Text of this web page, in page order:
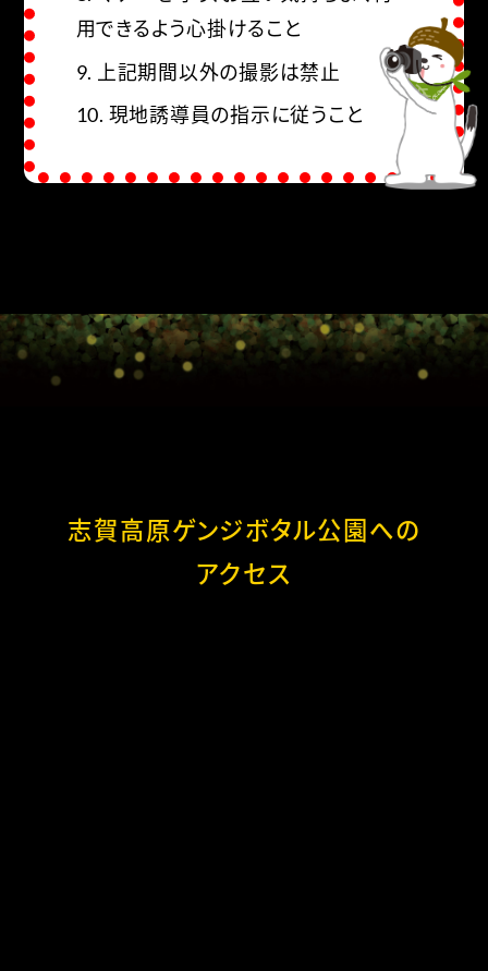
用できるよう心掛けること
9. 上記期間以外の撮影は禁止
10. 現地誘導員の指示に従うこと
志賀高原ゲンジボタル公園への
アクセス